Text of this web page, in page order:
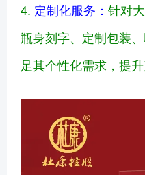
4. 定制化服务： 针对
瓶身刻字、定制包装
足其个性化需求，提升